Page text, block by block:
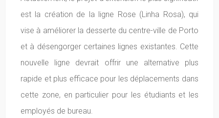
est la création de la ligne Rose (Linha Rosa), qui
vise à améliorer la desserte du centre-ville de Porto
et à désengorger certaines lignes existantes. Cette
nouvelle ligne devrait offrir une alternative plus
rapide et plus efficace pour les déplacements dans
cette zone, en particulier pour les étudiants et les
employés de bureau.